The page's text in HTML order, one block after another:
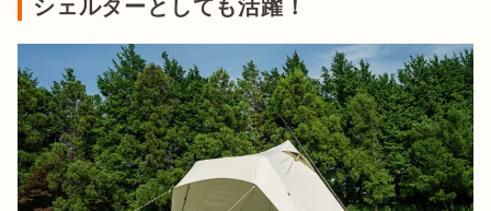
シェルターとしても活躍！